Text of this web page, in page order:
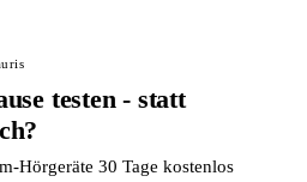
testen - statt
Hörgeräte 30 Tage kostenlos